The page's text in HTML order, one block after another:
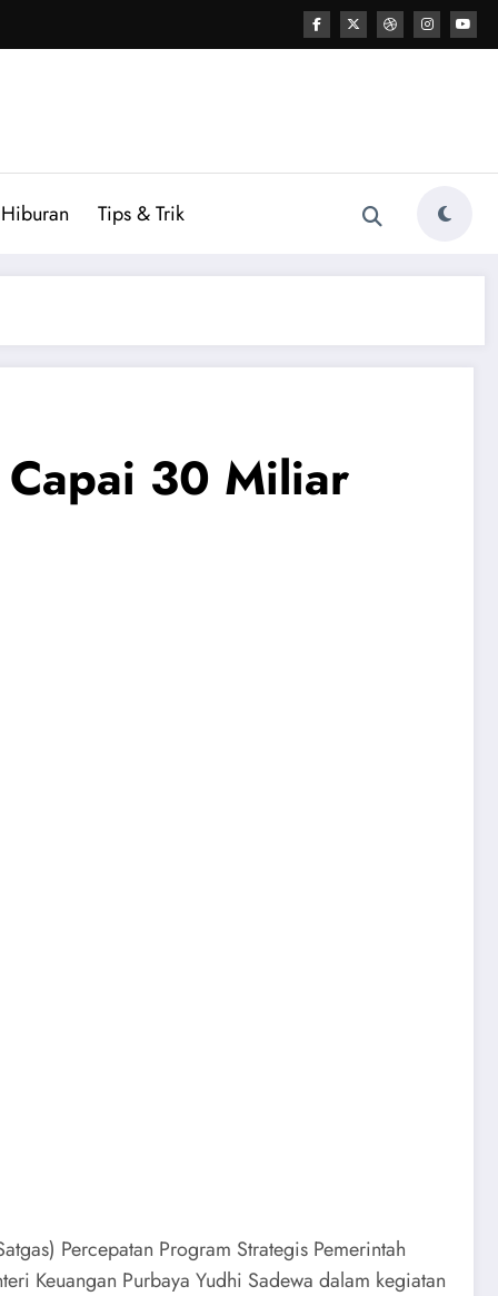
Hiburan Tips & Trik
30 Miliar
Percepatan Program Strategis Pemerintah
Keuangan Purbaya Yudhi Sadewa dalam kegiatan